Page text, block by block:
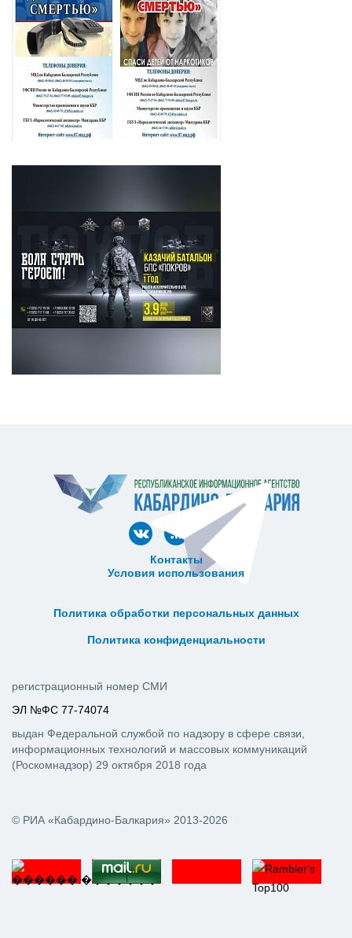
Контакты
Условия использования
Политика обработки персональных данных
Политика конфиденциальности
© РИА «Кабардино-Балкария» 2013-2026
регистрационный номер СМИ
ЭЛ №ФС 77-74074
выдан Федеральной службой по надзору в сфере связи,
информационных технологий и массовых коммуникаций
(Роскомнадзор) 29 октября 2018 года